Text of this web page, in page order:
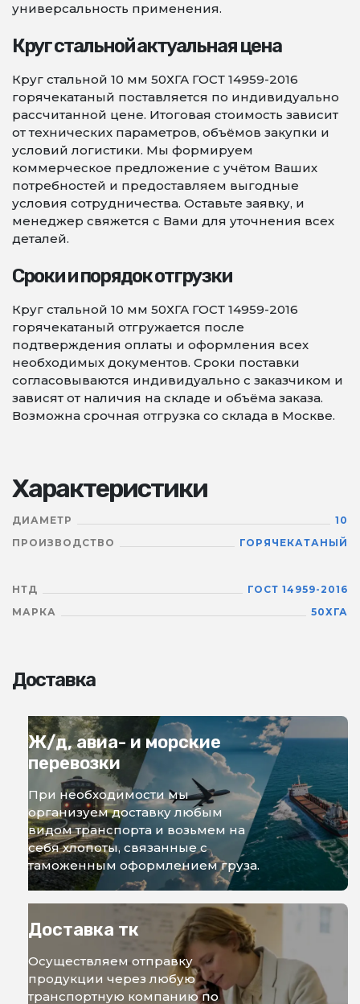
универсальность применения.
Круг стальной актуальная цена
Круг стальной 10 мм 50ХГА ГОСТ 14959-2016
горячекатаный поставляется по индивидуально
рассчитанной цене. Итоговая стоимость зависит
от технических параметров, объёмов закупки и
условий логистики. Мы формируем
коммерческое предложение с учётом Ваших
потребностей и предоставляем выгодные
условия сотрудничества. Оставьте заявку, и
менеджер свяжется с Вами для уточнения всех
деталей.
Сроки и порядок отгрузки
Круг стальной 10 мм 50ХГА ГОСТ 14959-2016
горячекатаный отгружается после
подтверждения оплаты и оформления всех
необходимых документов. Сроки поставки
согласовываются индивидуально с заказчиком и
зависят от наличия на складе и объёма заказа.
Возможна срочная отгрузка со склада в Москве.
Характеристики
ДИАМЕТР
10
ПРОИЗВОДСТВО
ГОРЯЧЕКАТАНЫЙ
НТД
ГОСТ 14959-2016
МАРКА
50ХГА
Доставка
Ж/д, авиа- и морские
перевозки
При необходимости мы
организуем доставку любым
видом транспорта и возьмем на
себя хлопоты, связанные с
таможенным оформлением груза.
Доставка тк
Осуществляем отправку
продукции через любую
транспортную компанию по